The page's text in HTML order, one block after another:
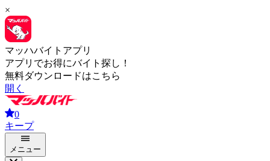
×
マッハバイトアプリ
アプリでお得にバイト探し！
無料ダウンロードはこちら
開く
0
キープ
メニュー